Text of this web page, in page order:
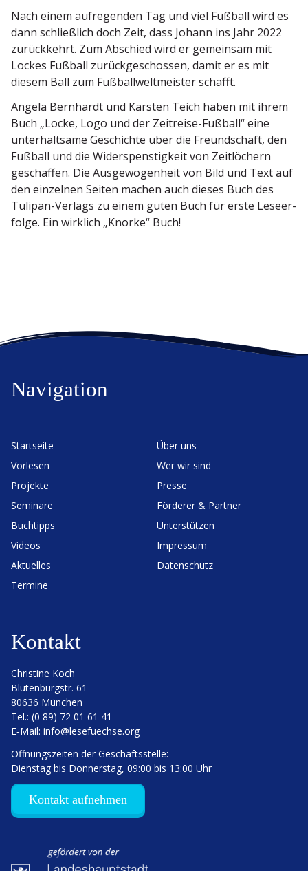
Nach einem aufre­genden Tag und viel Fußball wird es
dann schließlich doch Zeit, dass Johann ins Jahr 2022
zurück­kehrt. Zum Abschied wird er gemeinsam mit
Lockes Fußball zurück­ge­schossen, damit er es mit
diesem Ball zum Fußball­welt­meister schafft.
Angela Bernhardt und Karsten Teich haben mit ihrem
Buch „Locke, Logo und der Zeitreise-Fußball“ eine
unter­haltsame Geschichte über die Freund­schaft, den
Fußball und die Wider­spens­tigkeit von Zeitlö­chern
geschaffen. Die Ausge­wo­genheit von Bild und Text auf
den einzelnen Seiten machen auch dieses Buch des
Tulipan-Verlags zu einem guten Buch für erste Leseer­
folge. Ein wirklich „Knorke“ Buch!
Navigation
Start­seite
Vorlesen
Projekte
Seminare
Buchtipps
Videos
Aktuelles
Termine
Über uns
Wer wir sind
Presse
Förderer & Partner
Unter­stützen
Impressum
Daten­schutz
Kontakt
Christine Koch
Bluten­burgstr. 61
80636 München
Tel.: (0 89) 72 01 61 41
E‑Mail: info@lesefuechse.org
Öffnungs­zeiten der Geschäftsstelle:
Dienstag bis Donnerstag, 09:00 bis 13:00 Uhr
Kontakt aufnehmen